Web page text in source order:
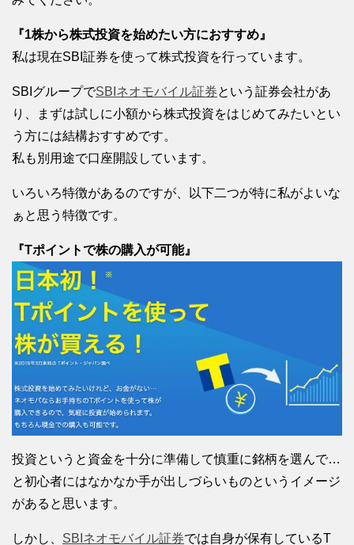
『1株から株式投資を始めたい方におすすめ』
私は現在SBI証券を使って株式投資を行っています。
SBIグループでSBIネオモバイル証券という証券会社があ
り、まずは試しに小額から株式投資をはじめてみたいとい
う方には結構おすすめです。
私も別用途で口座開設しています。
いろいろ特徴があるのですが、以下二つが特に私がよいな
ぁと思う特徴です。
『Tポイントで株の購入が可能』
投資というと資金を十分に準備して慎重に銘柄を選んで…
と初心者にはなかなか手が出しづらいものというイメージ
があると思います。
しかし、 SBIネオモバイル証券では自身が保有しているT